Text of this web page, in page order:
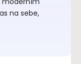
na sebe,